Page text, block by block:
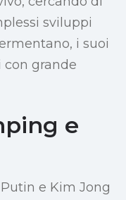
sviluppi
i suoi
grande
e
e Kim Jong